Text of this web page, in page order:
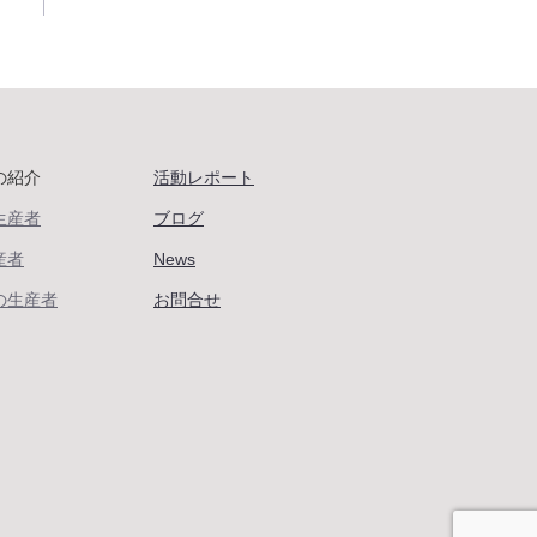
紹介
産者
者
生産者
活動レポート
ブログ
News
お問合せ